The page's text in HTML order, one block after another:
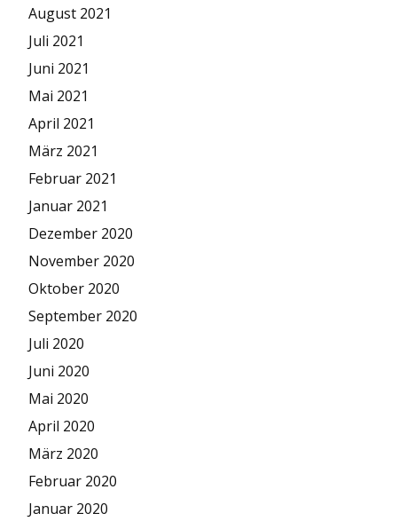
August 2021
Juli 2021
Juni 2021
Mai 2021
April 2021
März 2021
Februar 2021
Januar 2021
Dezember 2020
November 2020
Oktober 2020
September 2020
Juli 2020
Juni 2020
Mai 2020
April 2020
März 2020
Februar 2020
Januar 2020